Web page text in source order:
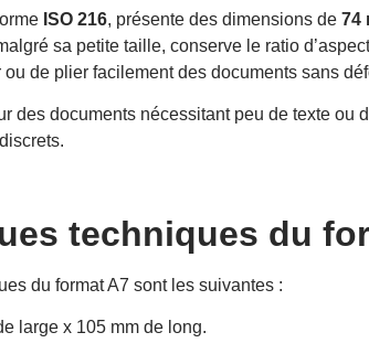
ISO 216, présente des dimensions de 74
sa petite taille, conserve le ratio
ou de plier facilement des documents sans
des documents nécessitant peu de texte ou
techniques du
du format A7 sont les suivantes :
large x 105 mm de long.